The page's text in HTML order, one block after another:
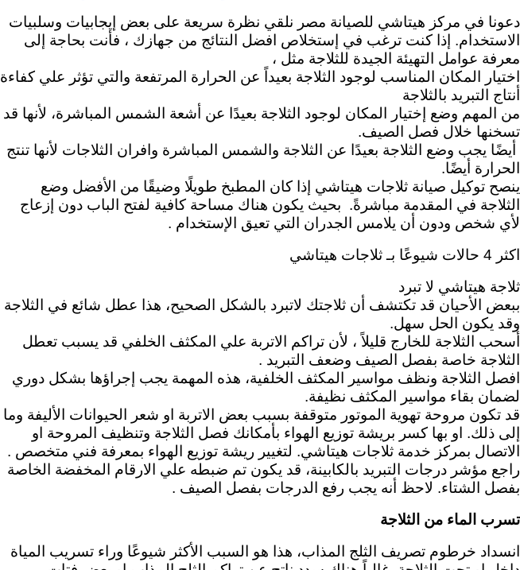
دعونا في مركز هيتاشي للصيانة مصر نلقي نظرة سريعة على بعض إيجابيات وسلبيات
الاستخدام. إذا كنت ترغب في إستخلاص افضل النتائج من جهازك ، فأنت بحاجة إلى
معرفة عوامل التهيئة الجيدة للثلاجة مثل ،
اختيار المكان المناسب لوجود الثلاجة بعيداً عن الحرارة المرتفعة والتي تؤثر علي كفاءة
أنتاج التبريد بالثلاجة
من المهم وضع إختيار المكان لوجود الثلاجة بعيدًا عن أشعة الشمس المباشرة، لأنها قد
تسخنها خلال فصل الصيف.
أيضًا يجب وضع الثلاجة بعيدًا عن الثلاجة والشمس المباشرة وافران الثلاجات لأنها تنتج
الحرارة أيضًا.
ينصح توكيل صيانة ثلاجات هيتاشي إذا كان المطبخ طويلًا وضيقًا من الأفضل وضع
الثلاجة في المقدمة مباشرةً. بحيث يكون هناك مساحة كافية لفتح الباب دون إزعاج
لأي شخص ودون أن يلامس الجدران التي تعيق الإستخدام .
اكثر 4 حالات شيوعًا بـ ثلاجات هيتاشي
ثلاجة هيتاشي لا تبرد
ببعض الأحيان قد تكتشف أن ثلاجتك لاتبرد بالشكل الصحيح، هذا عطل شائع في الثلاجة
وقد يكون الحل سهل.
أسحب الثلاجة للخارج قليلاً ، لأن تراكم الاتربة علي المكثف الخلفي قد يسبب تعطل
الثلاجة خاصة بفصل الصيف وضعف التبريد .
افصل الثلاجة ونظف مواسير المكثف الخلفية، هذه المهمة يجب إجراؤها بشكل دوري
لضمان بقاء مواسير المكثف نظيفة.
قد تكون مروحة تهوية الموتور متوقفة بسبب بعض الاتربة او شعر الحيوانات الأليفة وما
إلى ذلك. او بها كسر بريشة توزيع الهواء بأمكانك فصل الثلاجة وتنظيف المروحة او
الاتصال بمركز خدمة ثلاجات هيتاشي. لتغيير ريشة توزيع الهواء بمعرفة فني متخصص .
راجع مؤشر درجات التبريد بالكابينة، قد يكون تم ضبطه علي الارقام المخفضة الخاصة
بفصل الشتاء. لاحظ أنه يجب رفع الدرجات بفصل الصيف .
تسرب الماء من الثلاجة
انسداد خرطوم تصريف الثلج المذاب، هذا هو السبب الأكثر شيوعًا وراء تسريب المياة